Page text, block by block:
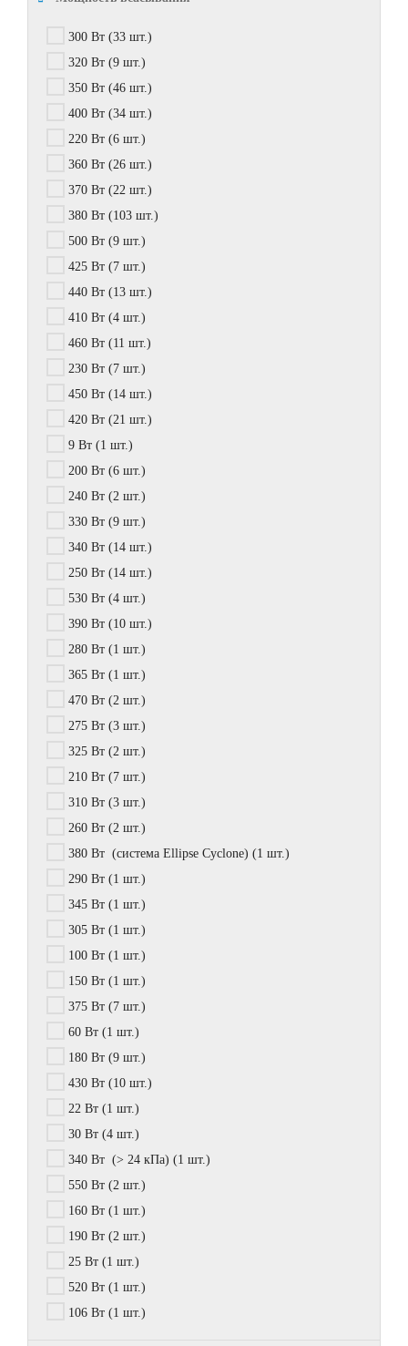
300 Вт (33 шт.)
320 Вт (9 шт.)
350 Вт (46 шт.)
400 Вт (34 шт.)
220 Вт (6 шт.)
360 Вт (26 шт.)
370 Вт (22 шт.)
380 Вт (103 шт.)
500 Вт (9 шт.)
425 Вт (7 шт.)
440 Вт (13 шт.)
410 Вт (4 шт.)
460 Вт (11 шт.)
230 Вт (7 шт.)
450 Вт (14 шт.)
420 Вт (21 шт.)
9 Вт (1 шт.)
200 Вт (6 шт.)
240 Вт (2 шт.)
330 Вт (9 шт.)
340 Вт (14 шт.)
250 Вт (14 шт.)
530 Вт (4 шт.)
390 Вт (10 шт.)
280 Вт (1 шт.)
365 Вт (1 шт.)
470 Вт (2 шт.)
275 Вт (3 шт.)
325 Вт (2 шт.)
210 Вт (7 шт.)
310 Вт (3 шт.)
260 Вт (2 шт.)
380 Вт (система Ellipse Cyclone) (1 шт.)
290 Вт (1 шт.)
345 Вт (1 шт.)
305 Вт (1 шт.)
100 Вт (1 шт.)
150 Вт (1 шт.)
375 Вт (7 шт.)
60 Вт (1 шт.)
180 Вт (9 шт.)
430 Вт (10 шт.)
22 Вт (1 шт.)
30 Вт (4 шт.)
340 Вт (> 24 кПа) (1 шт.)
550 Вт (2 шт.)
160 Вт (1 шт.)
190 Вт (2 шт.)
25 Вт (1 шт.)
520 Вт (1 шт.)
106 Вт (1 шт.)